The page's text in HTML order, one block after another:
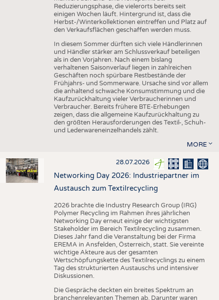
Reduzierungsphase, die vielerorts bereits seit
einigen Wochen läuft. Hintergrund ist, dass die
Herbst-/Winterkollektionen eintreffen und Platz auf
den Verkaufsflächen geschaffen werden muss.
In diesem Sommer dürften sich viele Händlerinnen
und Händler stärker am Schlussverkauf beteiligen
als in den Vorjahren. Nach einem bislang
verhaltenen Saisonverlauf liegen in zahlreichen
Geschäften noch spürbare Restbestände der
Frühjahrs- und Sommerware. Ursache sind vor allem
die anhaltend schwache Konsumstimmung und die
Kaufzurückhaltung vieler Verbraucherinnen und
Verbraucher. Bereits frühere BTE-Erhebungen
zeigen, dass die allgemeine Kaufzurückhaltung zu
den größten Herausforderungen des Textil-, Schuh-
und Lederwareneinzelhandels zählt.
MORE
28.07.2026
Networking Day 2026: Industriepartner im
Austausch zum Textilrecycling
2026 brachte die Industry Research Group (IRG)
Polymer Recycling im Rahmen ihres jährlichen
Networking Day erneut einige der wichtigsten
Stakeholder im Bereich Textilrecycling zusammen.
Dieses Jahr fand die Veranstaltung bei der Firma
EREMA in Ansfelden, Österreich, statt. Sie vereinte
wichtige Akteure aus der gesamten
Wertschöpfungskette des Textilrecyclings zu einem
Tag des strukturierten Austauschs und intensiver
Diskussionen.
Die Gespräche deckten ein breites Spektrum an
branchenrelevanten Themen ab. Darunter waren